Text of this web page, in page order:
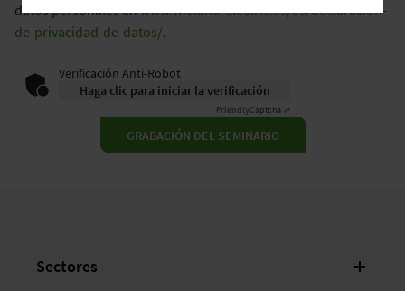
datos personales enwww.wieland-electric.es/es/declaracion-
de-privacidad-de-datos/.
Verificación Anti-Robot
Haga clic para iniciar la verificación
FriendlyCaptcha ⇗
GRABACIÓN DEL SEMINARIO
Sectores